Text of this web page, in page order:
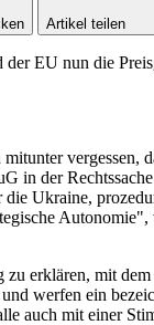
Artikel teilen
EU nun die
in der Rechtssache
Ukraine,
erklären, mit
werfen ein
auch mit einer